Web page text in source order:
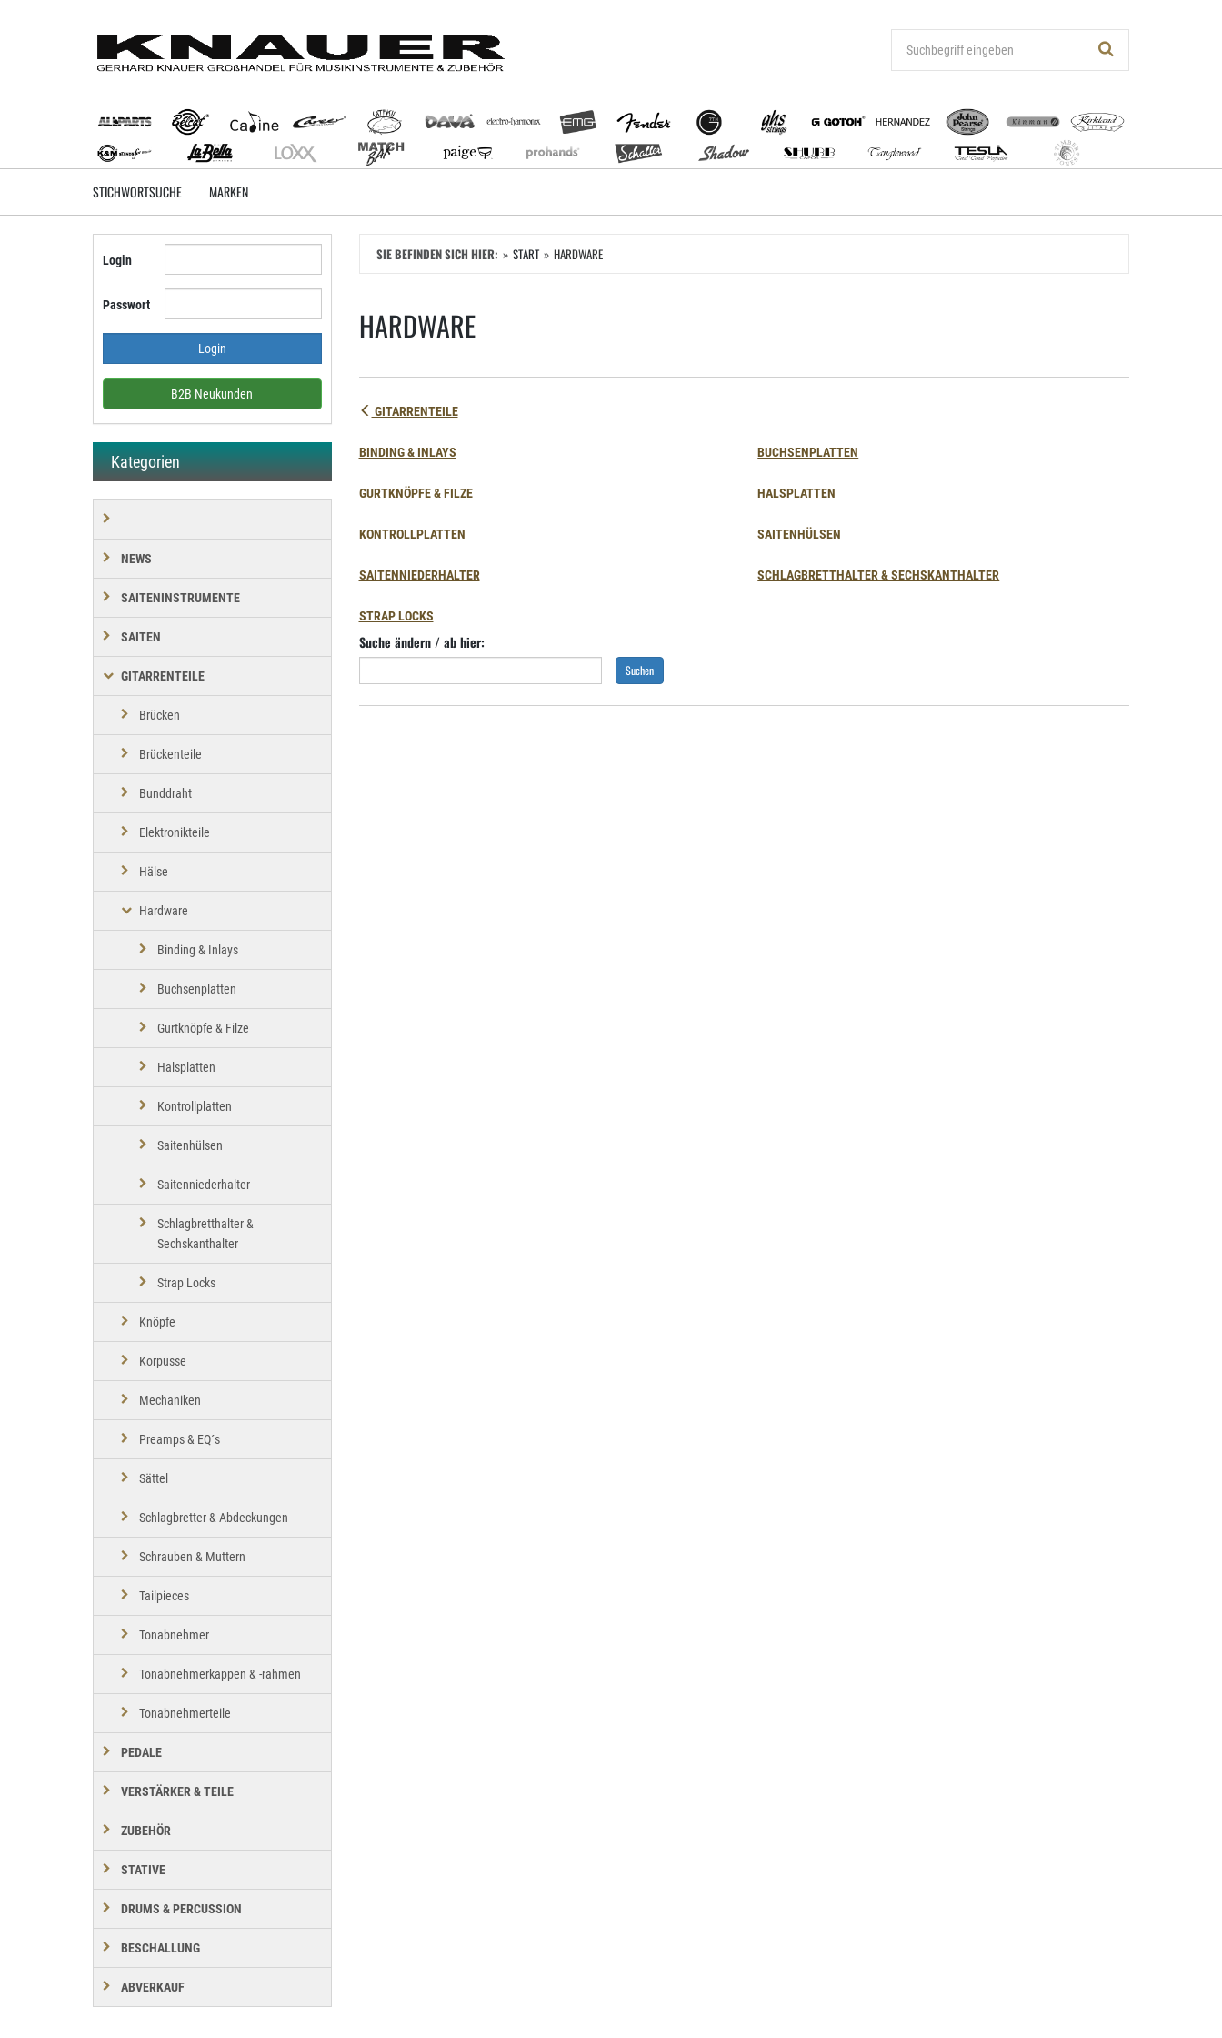
STICHWORTSUCHE MARKEN
SIE BEFINDEN SICH HIER: START HARDWARE
HARDWARE
GITARRENTEILE
BINDING & INLAYS BUCHSENPLATTEN
GURTKNÖPFE & FILZE HALSPLATTEN
KONTROLLPLATTEN SAITENHÜLSEN
SAITENNIEDERHALTER SCHLAGBRETTHALTER & SECHSKANTHALTER
STRAP LOCKS
Suche ändern / ab hier:
Suchen
Login
Passwort
B2B Neukunden
Kategorien
NEWS
SAITENINSTRUMENTE
SAITEN
GITARRENTEILE
Brücken
Brückenteile
Bunddraht
Elektronikteile
Hälse
Hardware
Binding & Inlays
Buchsenplatten
Gurtknöpfe & Filze
Halsplatten
Kontrollplatten
Saitenhülsen
Saitenniederhalter
Schlagbretthalter &
Sechskanthalter
Strap Locks
Knöpfe
Korpusse
Mechaniken
Preamps & EQ´s
Sättel
Schlagbretter & Abdeckungen
Schrauben & Muttern
Tailpieces
Tonabnehmer
Tonabnehmerkappen & -rahmen
Tonabnehmerteile
PEDALE
VERSTÄRKER & TEILE
ZUBEHÖR
STATIVE
DRUMS & PERCUSSION
BESCHALLUNG
ABVERKAUF